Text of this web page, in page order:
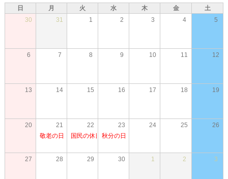
日 月 火 水 木 金
土
30
31 1 2 3 4 5
6 7 8 9 10 11 12
13 14 15 16 17 18 19
20 21 22 23 24 25
26
敬老の日
国民の休日 秋分の日
27 28 29 30 1 2 3